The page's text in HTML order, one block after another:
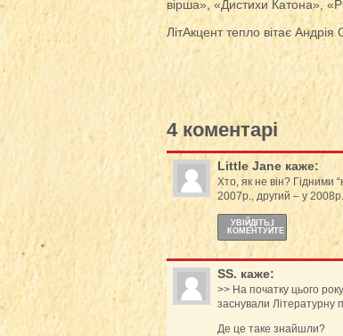
вірша», «Дистихи Катона»,
ЛітАкцент тепло вітає
4 коментарі
Little Jane каже:
Хто, як не він?
2007р., другий – у
УВІЙДІТЬ І
КОМЕНТУЙТЕ
SS. каже:
>> На початку цього
заснували Літературну
Де це таке знайшли?